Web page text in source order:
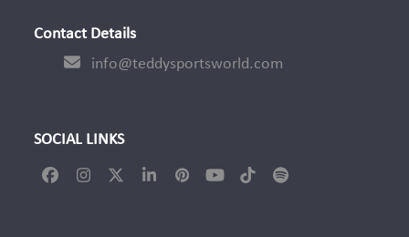
Contact Details
info@teddysportsworld.com
SOCIAL LINKS
FacebookInstagram
TwitterLinkedInPinterestYouTubeTiktokSpotify